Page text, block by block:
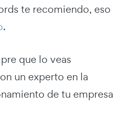
te recomiendo, eso
.
que lo veas
un experto en la
de tu empresa